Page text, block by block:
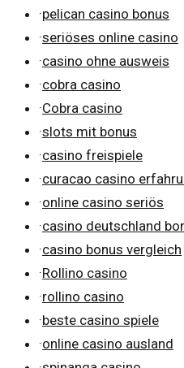
·pelican casino bonus
·seriöses online casino
·casino ohne ausweis
·cobra casino
·Cobra casino
·slots mit bonus
·casino freispiele
·curacao casino
·online casino seriös
·casino deutschland
·casino bonus vergleich
·Rollino casino
·rollino casino
·beste casino spiele
·online casino ausland